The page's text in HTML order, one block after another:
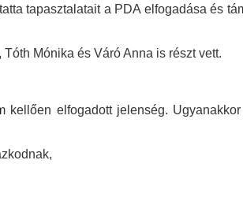
tapasztalatait a PDA elfogadása és
Mónika és Váró Anna is részt vett.
elfogadott jelenség.